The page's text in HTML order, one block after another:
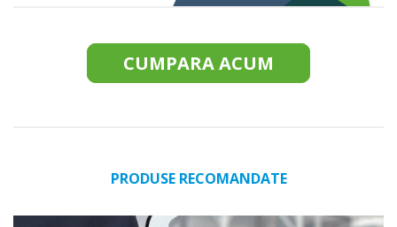
CUMPARA ACUM
PRODUSE RECOMANDATE